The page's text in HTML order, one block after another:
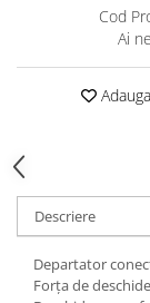
Sisteme de
Accesorii
Cod
Ai
Descriere
Departator
Forța de